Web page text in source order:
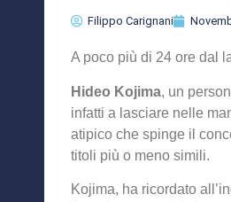
Filippo Carignani
A poco più di 24 ore dal
Hideo Kojima, un
infatti a lasciare nelle
atipico che spinge il
titoli più o meno simili.
Kojima, ha ricordato